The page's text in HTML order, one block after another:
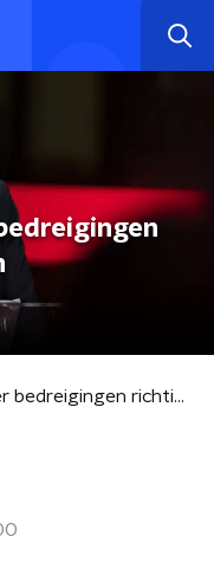
Shula Rijxman over bedreigingen richting journalisten